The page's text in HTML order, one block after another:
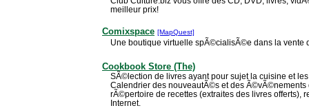
meilleur prix!
Comixspace [MapQuest]
Une boutique virtuelle spÃ©cialisÃ©e dans la vente
Cookbook Store (The)
SÃ©lection de livres ayant pour sujet la cuisine et
Calendrier des nouveautÃ©s et des Ã©vÃ©nements
rÃ©pertoire de recettes (extraites des livres offerts),
Internet.